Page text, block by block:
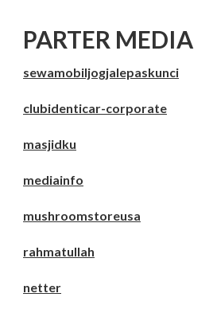
PARTER MEDIA
sewamobiljogjalepaskunci
clubidenticar-corporate
masjidku
mediainfo
mushroomstoreusa
rahmatullah
netter